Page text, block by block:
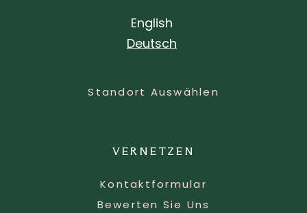
English
Deutsch
Standort Auswählen
VERNETZEN
Kontaktformular
Bewerten Sie Uns